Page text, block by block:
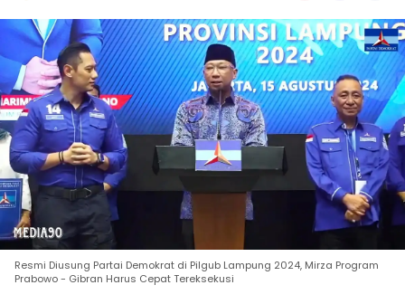
Resmi Diusung Partai Demokrat di Pilgub Lampung 2024, Mirza Program
Prabowo - Gibran Harus Cepat Tereksekusi